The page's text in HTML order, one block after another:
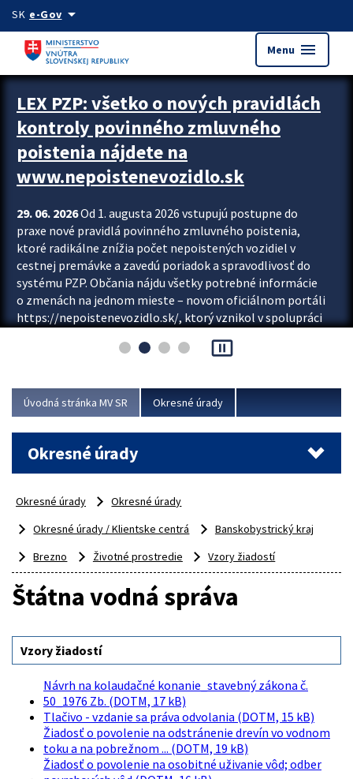
Preskocit na hlavný obsah
SK e-Govarrow_drop_down
Menu menu
Zastavit automatický posun upútavok
LEX PZP: všetko o nových pravidlách
kontroly povinného zmluvného
poistenia nájdete na
www.nepoistenevozidlo.sk
29. 06. 2026Od 1. augusta 2026 vstupujú postupne do
praxe nové pravidlá povinného zmluvného poistenia,
ktoré radikálne znížia počet nepoistených vozidiel v
cestnej premávke a zavedú poriadok a spravodlivosť do
systému PZP. Občania nájdu všetky potrebné informácie
o zmenách na jednom mieste – novom oficiálnom portáli
https://nepoistenevozidlo.sk/, ktorý vznikol v spolupráci
asociácie poisťovní (SLASPO) a Ministerstva vnútra SR.
Viac
pause_presentation
Úvodná stránka MV SR Okresné úrady
Okresné úrady
Okresné úrady
Okresné úrady
Okresné úrady / Klientske centrá
Banskobystrický kraj
Brezno
Životné prostredie Vzory žiadostí
Štátna vodná správa
Vzory žiadostí
Návrh na kolaudačné konanie_stavebný zákona č.
50_1976 Zb. (DOTM, 17 kB)
Tlačivo - vzdanie sa práva odvolania (DOTM, 15 kB)
Žiadosť o povolenie na odstránenie drevín vo vodnom
toku a na pobrežnom ... (DOTM, 19 kB)
Žiadosť o povolenie na osobitné uživanie vôd; odber